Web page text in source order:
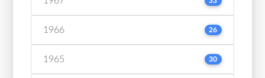
1966 26
1965 30